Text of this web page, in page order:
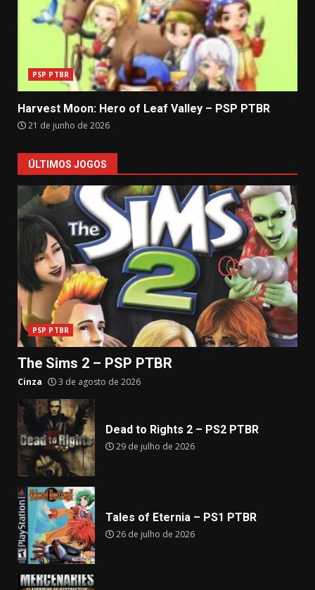
PSP PTBR
Harvest Moon: Hero of Leaf Valley – PSP PTBR
21 de junho de 2026
ÚLTIMOS JOGOS
PSP PTBR
The Sims 2 – PSP PTBR
Cinza 3 de agosto de 2026
Dead to Rights 2 – PS2 PTBR
29 de julho de 2026
Tales of Eternia – PS1 PTBR
26 de julho de 2026